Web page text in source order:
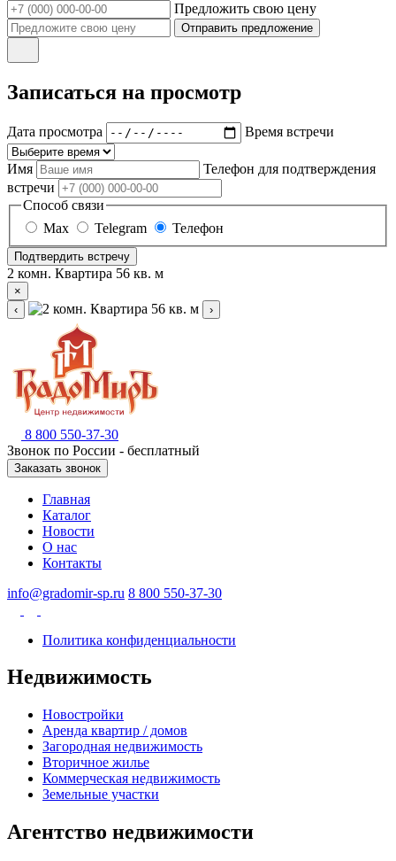
Предложить свою цену
Отправить предложение
Записаться на просмотр
Дата просмотра Время встречи
Имя
Телефон для подтверждения
встречи
Способ связи
Max
Telegram Телефон
Подтвердить встречу
2 комн. Квартира 56 кв. м
×
‹
›
8 800 550-37-30
Звонок по России - бесплатный
Заказать звонок
Главная
Каталог
Новости
О нас
Контакты
info@gradomir-sp.ru 8 800 550-37-30
Политика конфиденциальности
Недвижимость
Новостройки
Аренда квартир / домов
Загородная недвижимость
Вторичное жилье
Коммерческая недвижимость
Земельные участки
Агентство недвижимости